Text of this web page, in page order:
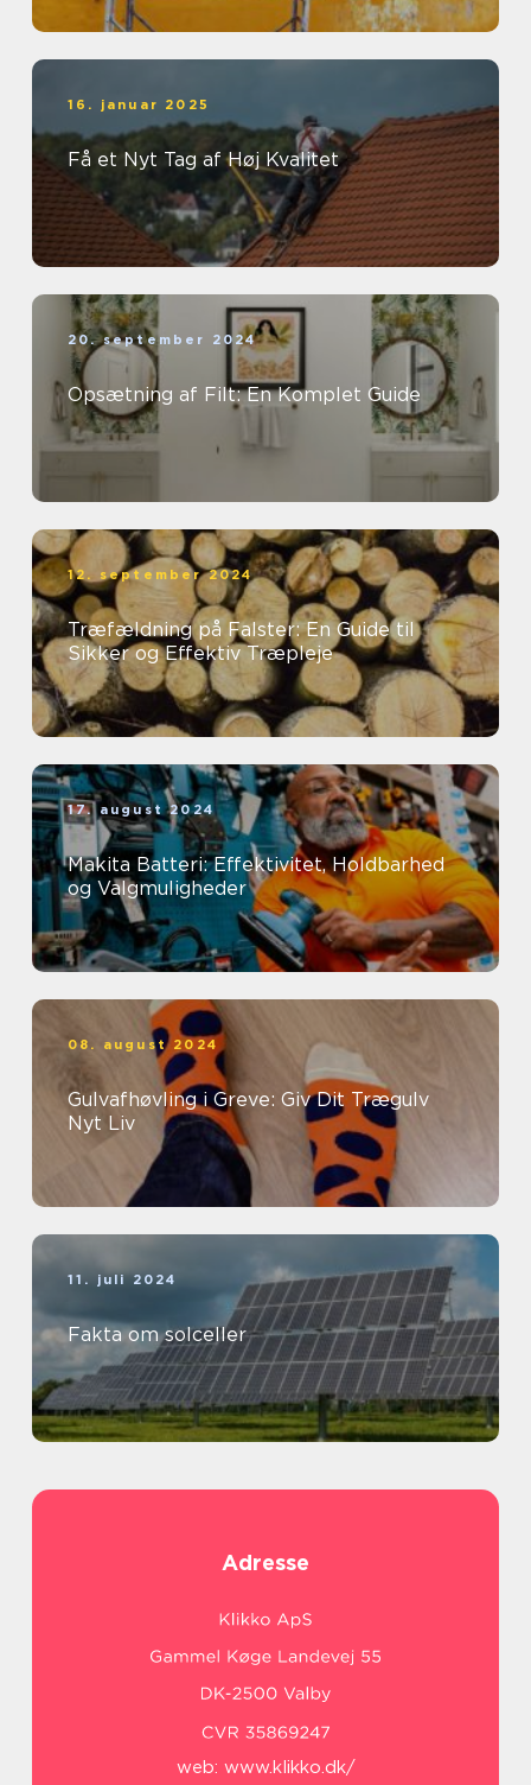
16. januar 2025
Få et Nyt Tag af Høj Kvalitet
20. september 2024
Opsætning af Filt: En Komplet Guide
12. september 2024
Træfældning på Falster: En Guide til
Sikker og Effektiv Træpleje
17. august 2024
Makita Batteri: Effektivitet, Holdbarhed
og Valgmuligheder
08. august 2024
Gulvafhøvling i Greve: Giv Dit Trægulv
Nyt Liv
11. juli 2024
Fakta om solceller
Adresse
web: www.klikko.dk/